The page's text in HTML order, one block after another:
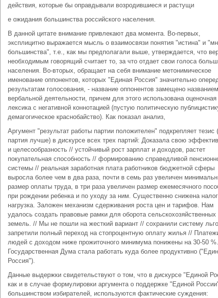
действия, которые бы оправдывали возродившиеся и растущи
е ожидания большинства российского населения.
В данной цитате внимание привлекают два момента. Во-первых,
эксплицитно выражается мысль о взаимосвязи понятия "истина" и
большинства", т.е., как мы предполагали выше, утверждается, что
необходимым говорящий считает то, за что отдает свои голоса
населения. Во-вторых, обращает на себя внимание метонимическое
именование оппонентов, которых "Единая Россия" значительно
результатам голосования, - название оппонентов замещено
вербальной деятельности, причем для этого использована оценочная
лексика с негативной коннотацией (пустую политическую
демагогическое краснобайство). Как показал анализ,
Аргумент "результат работы партии положителен" подкрепляет
партия лучше) в дискурсе всех трех партий: Доказала свою
и целесообразность // устойчивый рост зарплат и доходов, растет
покупательная способность // формированию справедливой
системы // реальная заработная плата работников бюджетной сферы
выросла более чем в два раза, почти в семь раз увеличен
размер оплаты труда, в три раза увеличен размер ежемесячного
при рождении ребенка и по уходу за ним. Существенно снижена
нагрузка. Заложен механизм сдерживания роста цен и тарифов. Нам
удалось создать правовые рамки для оборота сельскохозяйственных
земель. // Мы не пошли на жесткий вариант // сохранили систему
запретили полный переход на стопроцентную оплату жилья //
людей с доходом ниже прожиточного минимума понижены на 30-50
Государственная Дума стала работать куда более продуктивно
Россия").
Данные выдержки свидетельствуют о том, что в дискурсе "Единой
как и в случае формулировки аргумента о поддержке "Единой
большинством избирателей, используются фактические суждения: